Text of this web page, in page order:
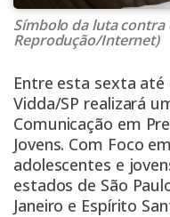
Símbolo da luta contra
Reprodução/Internet)
Entre esta sexta
Vidda/SP realizará
Comunicação em
Jovens. Com Foco
adolescentes e
estados de São
Janeiro e Espírito